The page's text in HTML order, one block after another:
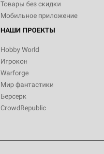
Товары без скидки
Мобильное приложение
НАШИ ПРОЕКТЫ
Hobby World
Игрокон
Warforge
Мир фантастики
Берсерк
CrowdRepublic